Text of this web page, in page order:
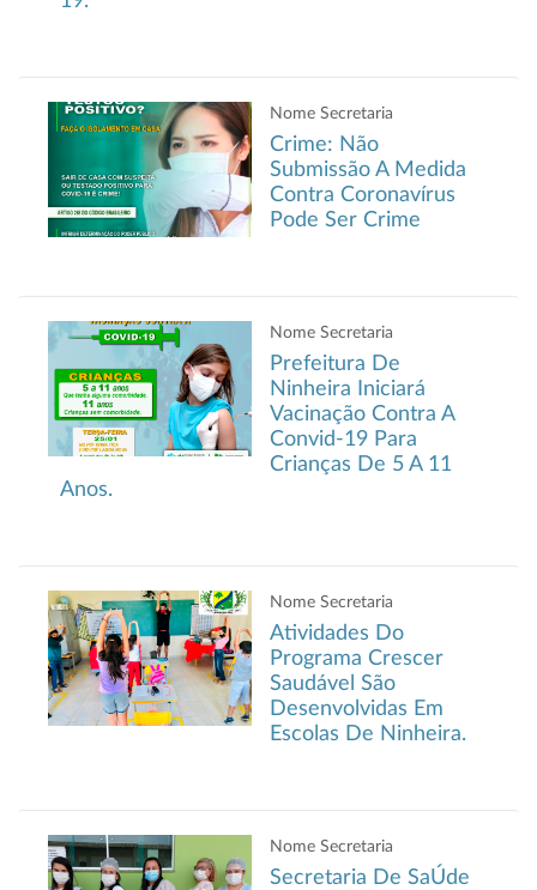
Nome Secretaria
Crime: Não
Submissão A Medida
Contra Coronavírus
Pode Ser Crime
Nome Secretaria
Prefeitura De
Ninheira Iniciará
Vacinação Contra A
Convid-19 Para
Crianças De 5 A 11
Anos.
Nome Secretaria
Atividades Do
Programa Crescer
Saudável São
Desenvolvidas Em
Escolas De Ninheira.
Nome Secretaria
Secretaria De SaÚde